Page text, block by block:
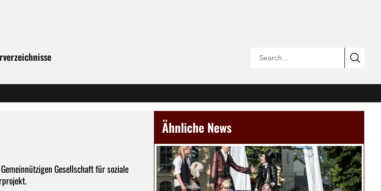
Gesellschaft für soziale
Ähnliche News